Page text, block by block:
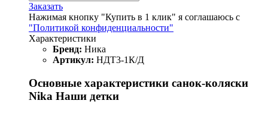
Заказать
Нажимая кнопку "Купить в 1 клик" я соглашаюсь с
"Политикой конфиденциальности"
Характеристики
Бренд: Ника
Артикул: НДТ3-1К/Д
Основные характеристики санок-коляски
Nika Наши детки